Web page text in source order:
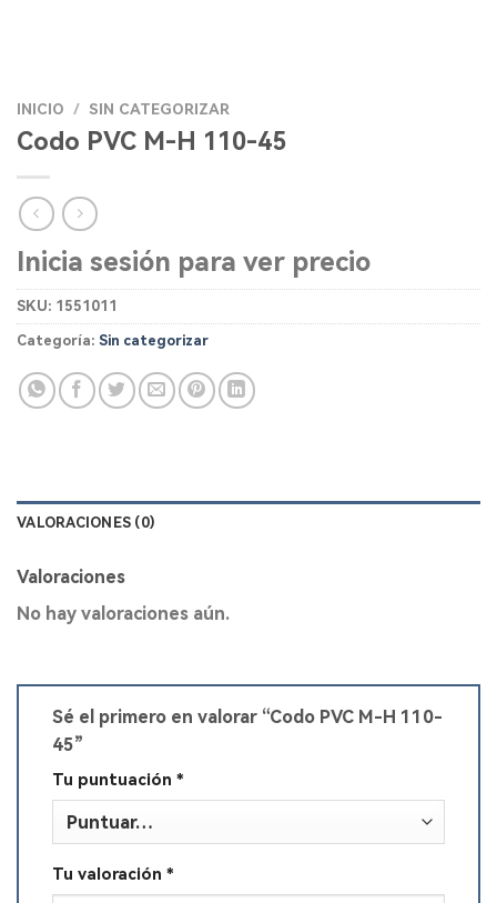
INICIO / SIN CATEGORIZAR
Codo PVC M-H 110-45
Inicia sesión para ver precio
SKU: 1551011
Categoría: Sin categorizar
VALORACIONES (0)
Valoraciones
No hay valoraciones aún.
Sé el primero en valorar “Codo PVC M-H 110-
45”
Tu puntuación *
Tu valoración *